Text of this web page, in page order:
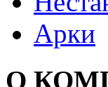
Арки
О